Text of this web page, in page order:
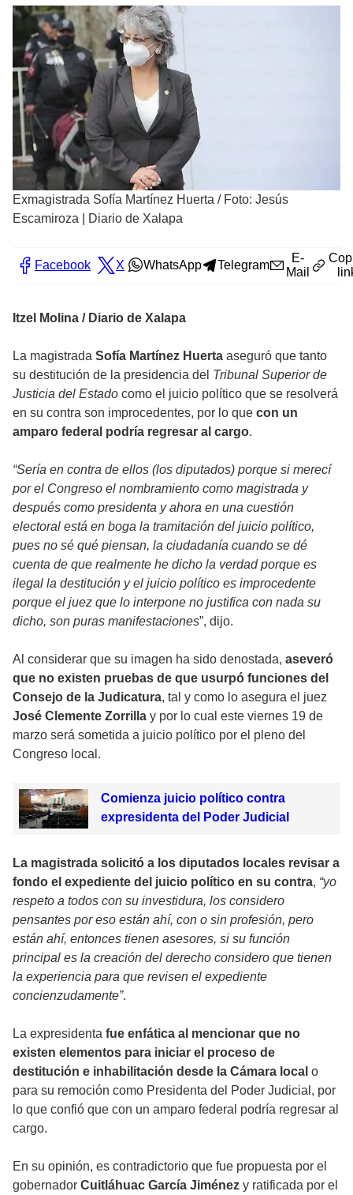
Exmagistrada Sofía Martínez Huerta / Foto: Jesús
Escamiroza | Diario de Xalapa
Facebook X WhatsApp Telegram
E-
Mail
Itzel Molina / Diario de Xalapa
La magistrada Sofía Martínez Huerta aseguró que tanto
su destitución de la presidencia del Tribunal Superior de
Justicia del Estado como el juicio político que se resolverá
en su contra son improcedentes, por lo que con un
amparo federal podría regresar al cargo.
“Sería en contra de ellos (los diputados) porque si merecí
por el Congreso el nombramiento como magistrada y
después como presidenta y ahora en una cuestión
electoral está en boga la tramitación del juicio político,
pues no sé qué piensan, la ciudadanía cuando se dé
cuenta de que realmente he dicho la verdad porque es
ilegal la destitución y el juicio político es improcedente
porque el juez que lo interpone no justifica con nada su
dicho, son puras manifestaciones”, dijo.
Al considerar que su imagen ha sido denostada, aseveró
que no existen pruebas de que usurpó funciones del
Consejo de la Judicatura, tal y como lo asegura el juez
José Clemente Zorrilla y por lo cual este viernes 19 de
marzo será sometida a juicio político por el pleno del
Congreso local.
Comienza juicio político contra
expresidenta del Poder Judicial
La magistrada solicitó a los diputados locales revisar a
fondo el expediente del juicio político en su contra, “yo
respeto a todos con su investidura, los considero
pensantes por eso están ahí, con o sin profesión, pero
están ahí, entonces tienen asesores, si su función
principal es la creación del derecho considero que tienen
la experiencia para que revisen el expediente
concienzudamente”.
La expresidenta fue enfática al mencionar que no
existen elementos para iniciar el proceso de
destitución e inhabilitación desde la Cámara local o
para su remoción como Presidenta del Poder Judicial, por
lo que confió que con un amparo federal podría regresar al
cargo.
En su opinión, es contradictorio que fue propuesta por el
gobernador Cuitláhuac García Jiménez y ratificada por el